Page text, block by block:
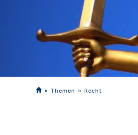
Themen Recht